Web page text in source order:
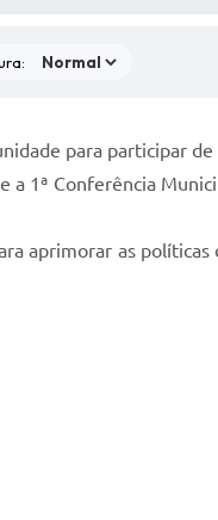
para participar
a 1ª Conferência
aprimorar as